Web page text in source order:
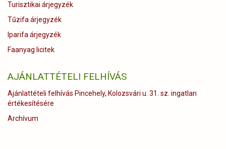
Turisztikai árjegyzék
Tűzifa árjegyzék
Iparifa árjegyzék
Faanyag licitek
AJÁNLATTÉTELI FELHÍVÁS
Ajánlattételi felhívás Pincehely, Kolozsvári u. 31. sz. ingatlan
értékesítésére
Archívum